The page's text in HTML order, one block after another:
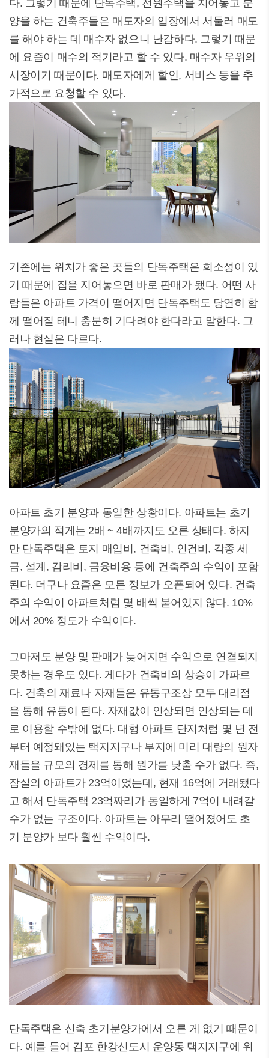
다. 그렇기 때문에 단독주택, 전원주택을 지어놓고 분
양을 하는 건축주들은 매도자의 입장에서 서둘러 매도
를 해야 하는 데 매수자 없으니 난감하다. 그렇기 때문
에 요즘이 매수의 적기라고 할 수 있다. 매수자 우위의
시장이기 때문이다. 매도자에게 할인, 서비스 등을 추
가적으로 요청할 수 있다.
기존에는 위치가 좋은 곳들의 단독주택은 희소성이 있
기 때문에 집을 지어놓으면 바로 판매가 됐다. 어떤 사
람들은 아파트 가격이 떨어지면 단독주택도 당연히 함
께 떨어질 테니 충분히 기다려야 한다라고 말한다. 그
러나 현실은 다르다.
아파트 초기 분양과 동일한 상황이다. 아파트는 초기
분양가의 적게는 2배 ~ 4배까지도 오른 상태다. 하지
만 단독주택은 토지 매입비, 건축비, 인건비, 각종 세
금, 설계, 감리비, 금융비용 등에 건축주의 수익이 포함
된다. 더구나 요즘은 모든 정보가 오픈되어 있다. 건축
주의 수익이 아파트처럼 몇 배씩 붙어있지 않다. 10%
에서 20% 정도가 수익이다.
그마저도 분양 및 판매가 늦어지면 수익으로 연결되지
못하는 경우도 있다. 게다가 건축비의 상승이 가파르
다. 건축의 재료나 자재들은 유통구조상 모두 대리점
을 통해 유통이 된다. 자재값이 인상되면 인상되는 데
로 이용할 수밖에 없다. 대형 아파트 단지처럼 몇 년 전
부터 예정돼있는 택지지구나 부지에 미리 대량의 원자
재들을 규모의 경제를 통해 원가를 낮출 수가 없다. 즉,
잠실의 아파트가 23억이었는데, 현재 16억에 거래됐다
고 해서 단독주택 23억짜리가 동일하게 7억이 내려갈
수가 없는 구조이다. 아파트는 아무리 떨어졌어도 초
기 분양가 보다 훨씬 수익이다.
단독주택은 신축 초기분양가에서 오른 게 없기 때문이
다. 예를 들어 김포 한강신도시 운양동 택지지구에 위